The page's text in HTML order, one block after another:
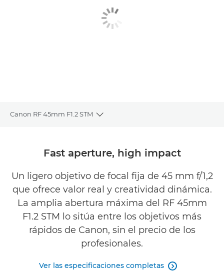
Canon RF 45mm F1.2 STM
Toggle breadcrumbs
Galería
Valoraciones
Fast aperture, high impact
Un ligero objetivo de focal fija de 45 mm f/1,2
que ofrece valor real y creatividad dinámica.
La amplia abertura máxima del RF 45mm
F1.2 STM lo sitúa entre los objetivos más
rápidos de Canon, sin el precio de los
profesionales.
Ver las especificaciones completas 